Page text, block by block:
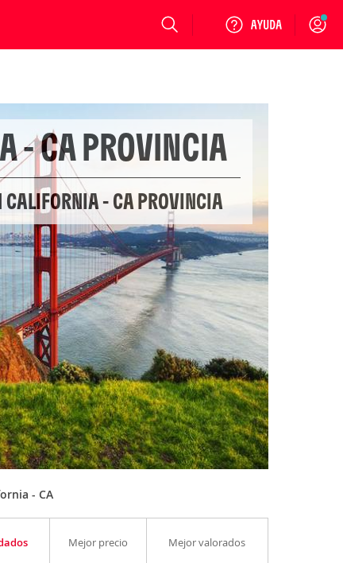
Login
- CA PROVINCIA
CALIFORNIA - CA PROVINCIA
- CA
Mejor precio Mejor valorados